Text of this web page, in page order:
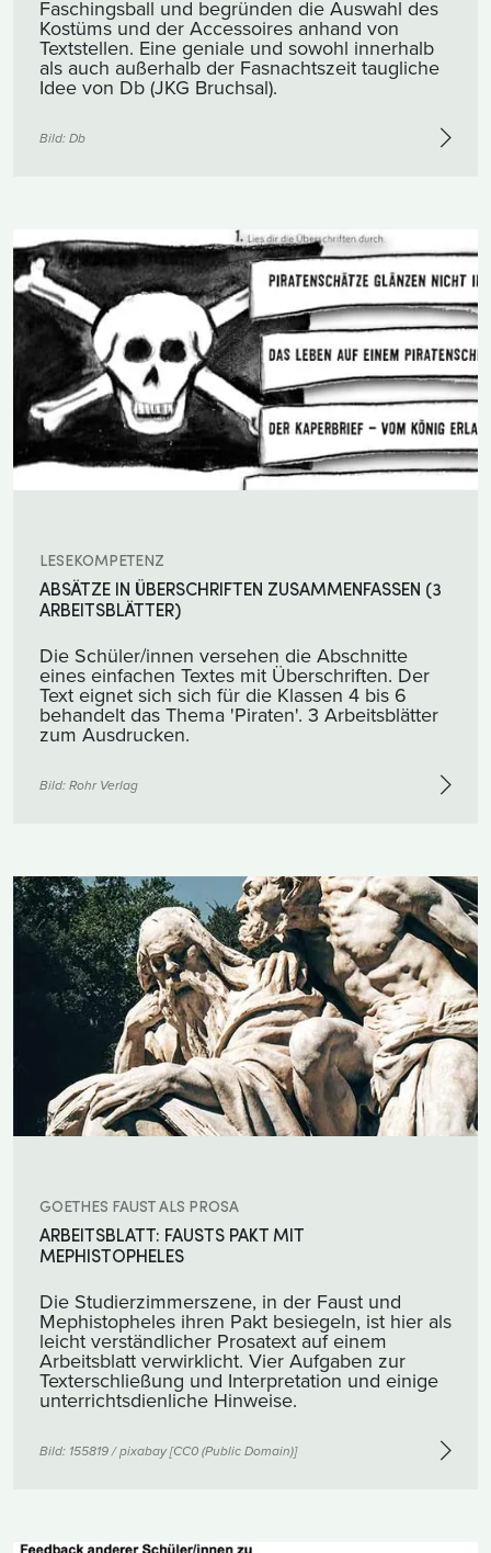
Bild: Db
Faschingsball und begründen die Auswahl des
Kostüms und der Accessoires anhand von
Textstellen. Eine geniale und sowohl innerhalb
als auch außerhalb der Fasnachtszeit taugliche
Idee von Db (JKG Bruchsal).
Bild: Rohr Verlag
ABSÄTZE IN ÜBERSCHRIFTEN ZUSAMMENFASSEN (3
ARBEITSBLÄTTER)
LESEKOMPETENZ
Die Schüler/innen versehen die Abschnitte
eines einfachen Textes mit Überschriften. Der
Text eignet sich sich für die Klassen 4 bis 6
behandelt das Thema 'Piraten'. 3 Arbeitsblätter
zum Ausdrucken.
Bild: 155819 / pixabay [CC0 (Public Domain)]
ARBEITSBLATT: FAUSTS PAKT MIT
MEPHISTOPHELES
GOETHES FAUST ALS PROSA
Die Studierzimmerszene, in der Faust und
Mephistopheles ihren Pakt besiegeln, ist hier als
leicht verständlicher Prosatext auf einem
Arbeitsblatt verwirklicht. Vier Aufgaben zur
Texterschließung und Interpretation und einige
unterrichtsdienliche Hinweise.